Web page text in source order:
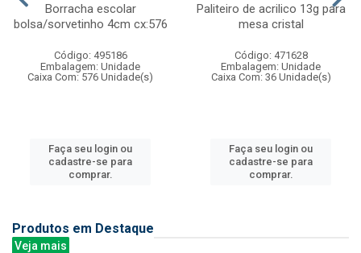
Borracha escolar
bolsa/sorvetinho 4cm cx:576
Código: 495186
Embalagem: Unidade
Caixa Com: 576 Unidade(s)
Faça seu login ou
cadastre-se para
comprar.
Paliteiro de acrilico 13g para
mesa cristal
Código: 471628
Embalagem: Unidade
Caixa Com: 36 Unidade(s)
Faça seu login ou
cadastre-se para
comprar.
Produtos em Destaque
Veja mais